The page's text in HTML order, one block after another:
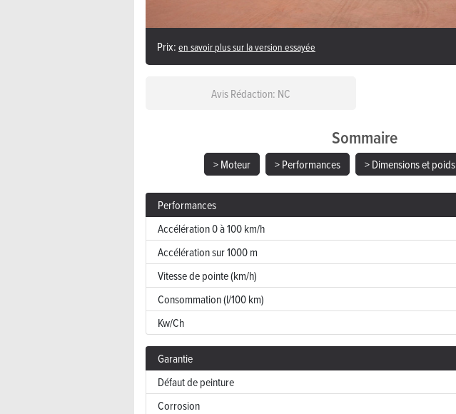
Prix: en savoir plus sur la version essayée
Avis Rédaction: NC
Sommaire
> Moteur > Performances > Dimensions et poids
Performances
Accélération 0 à 100 km/h
Accélération sur 1000 m
Vitesse de pointe (km/h)
Consommation (l/100 km)
Kw/Ch
Garantie
Défaut de peinture
Corrosion